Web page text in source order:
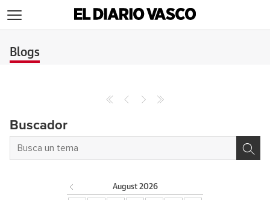
Blogs
Buscador
August 2026